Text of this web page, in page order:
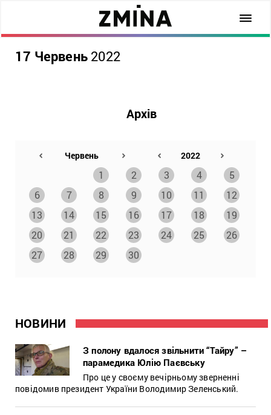
17 Червень 2022
НОВИНИ
З полону вдалося звільнити “Тайру” –
парамедика Юлію Паєвську
Про це у своєму вечірньому зверненні
повідомив президент України Володимир Зеленський.
Архів
1 2 3 4
5
6
7 8 9 10 11
12
13
14 15 16 17 18
19
20
21 22 23 24 25
26
27
28 29 30